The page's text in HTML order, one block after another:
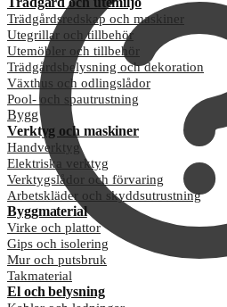
Trädgårdsredskap och maskiner
Utegrillar och tillbehör
Utemöbler och tillbehör
Trädgårdsbelysning och dekoration
Växthus och odlingslådor
Pool- och spautrustning
Bygg
Verktyg och maskiner
Handverktyg
Elektriska verktyg
Verktygslådor och förvaring
Arbetskläder och skyddsutrustning
Byggmaterial
Virke och plattor
Gips och isolering
Mur och putsbruk
Takmaterial
El och belysning